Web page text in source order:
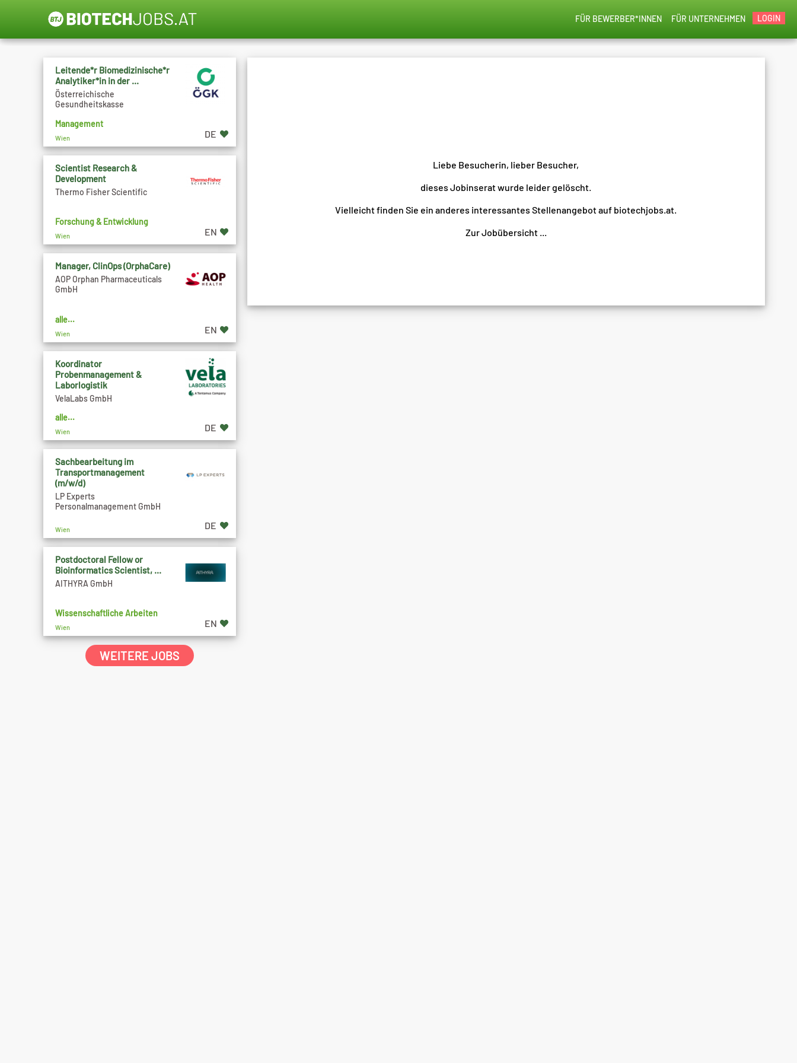
LOGIN
FÜR UNTERNEHMEN
FÜR BEWERBER*INNEN
Liebe Besucherin, lieber Besucher,
dieses Jobinserat wurde leider gelöscht.
Vielleicht finden Sie ein anderes interessantes Stellenangebot auf biotechjobs.at.
Zur Jobübersicht ...
Leitende*r Biomedizinische*r
Analytiker*in in der ...
Österreichische
Gesundheitskasse
Management
Wien DE
Scientist Research &
Development
Thermo Fisher Scientific
Forschung & Entwicklung
Wien EN
Manager, ClinOps (OrphaCare)
AOP Orphan Pharmaceuticals
GmbH
alle...
Wien EN
Koordinator
Probenmanagement &
Laborlogistik
VelaLabs GmbH
alle...
Wien DE
Sachbearbeitung im
Transportmanagement
(m/w/d)
LP Experts
Personalmanagement GmbH
Wien DE
Postdoctoral Fellow or
Bioinformatics Scientist, ...
AITHYRA GmbH
Wissenschaftliche Arbeiten
Wien EN
WEITERE JOBS